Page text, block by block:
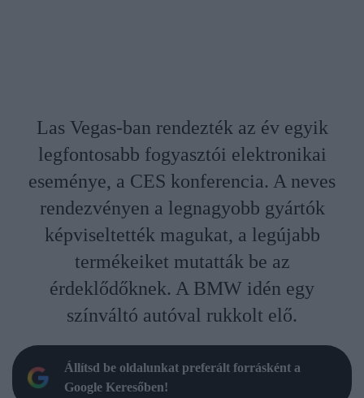
Las Vegas-ban rendezték az év egyik
legfontosabb fogyasztói elektronikai
eseménye, a CES konferencia. A neves
rendezvényen a legnagyobb gyártók
képviseltették magukat, a legújabb
termékeiket mutatták be az
érdeklődőknek. A BMW idén egy
színváltó autóval rukkolt elő.
Állítsd be oldalunkat preferált forrásként a
Google Keresőben!